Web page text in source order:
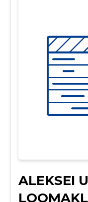
ALEKSEI